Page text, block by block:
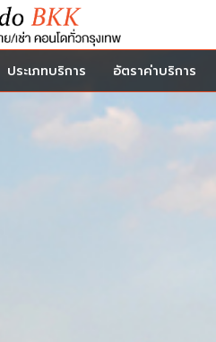
ประเภทบริการ อัตราค่าบริการ